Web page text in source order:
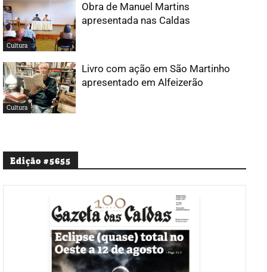
Cultura
Obra de Manuel Martins
apresentada nas Caldas
Cultura
Livro com ação em São Martinho
apresentado em Alfeizerão
Edição #5655